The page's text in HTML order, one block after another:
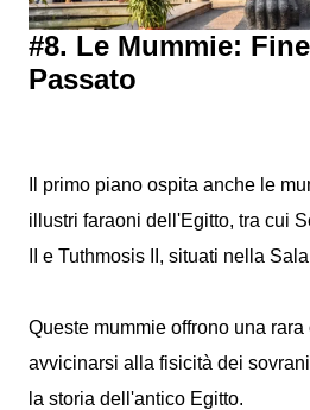
#8. Le Mummie:
Passato
Il primo piano ospita anche le
illustri faraoni dell'Egitto, tra cui
II e Tuthmosis II, situati nella
Queste mummie offrono una
avvicinarsi alla fisicità dei
la storia dell'antico Egitto.